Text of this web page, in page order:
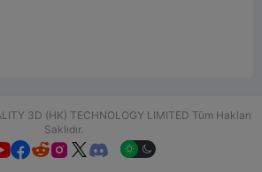
3D (HK) TECHNOLOGY LIMITED Tüm Hakları
Saklıdır.
  